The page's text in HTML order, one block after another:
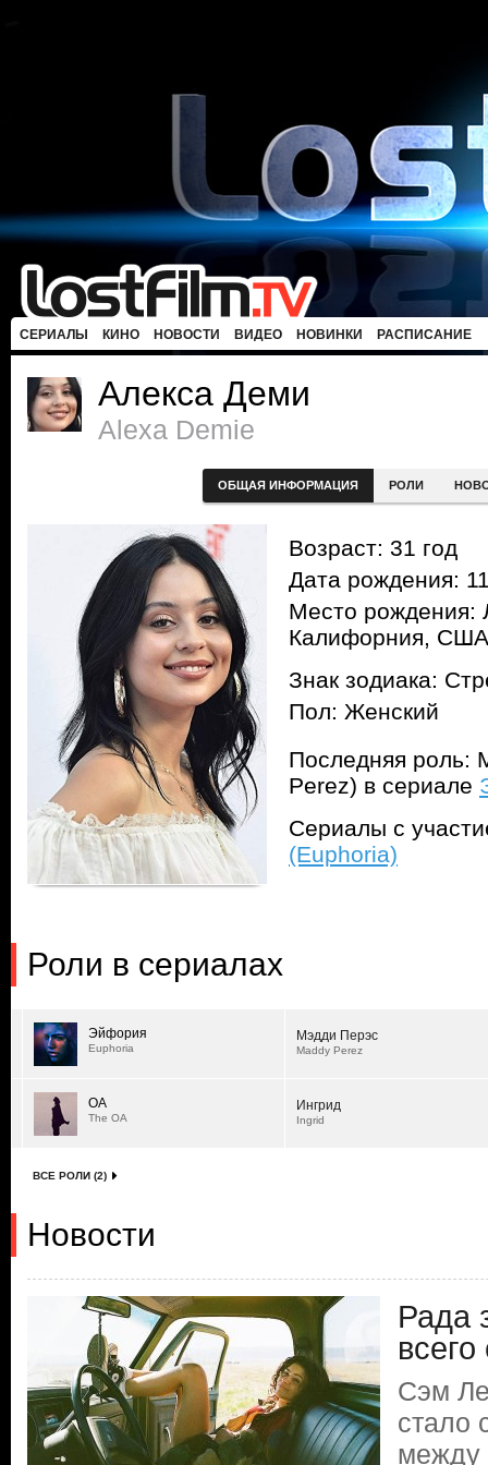
СЕРИАЛЫ КИНО НОВОСТИ ВИДЕО НОВИНКИ РАСПИСАНИЕ
Алекса Деми
Alexa Demie
ОБЩАЯ ИНФОРМАЦИЯ РОЛИ
Возраст: 31 год
Дата рождения:
Место рождения:
Калифорния, США
Знак зодиака:
Пол: Женский
Последняя роль:
Perez) в сериале
Сериалы с
(Euphoria)
Роли в сериалах
Эйфория
Euphoria
Мэдди Перэс
Maddy Perez
ОА
The OA
Ингрид
Ingrid
ВСЕ РОЛИ (2)
Новости
Рада
Сэм
стало
между